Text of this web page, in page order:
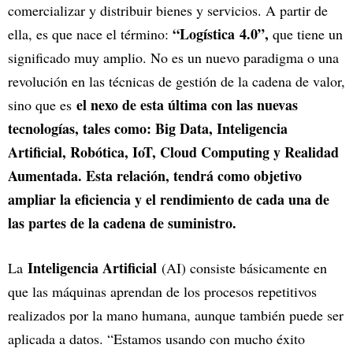
comercializar y distribuir bienes y servicios. A partir de
ella, es que nace el término: “Logística 4.0”, que tiene un
significado muy amplio. No es un nuevo paradigma o una
revolución en las técnicas de gestión de la cadena de valor,
sino que es el nexo de esta última con las nuevas
tecnologías, tales como: Big Data, Inteligencia
Artificial, Robótica, IoT, Cloud Computing y Realidad
Aumentada. Esta relación, tendrá como objetivo
ampliar la eficiencia y el rendimiento de cada una de
las partes de la cadena de suministro.
La Inteligencia Artificial (AI) consiste básicamente en
que las máquinas aprendan de los procesos repetitivos
realizados por la mano humana, aunque también puede ser
aplicada a datos. “Estamos usando con mucho éxito